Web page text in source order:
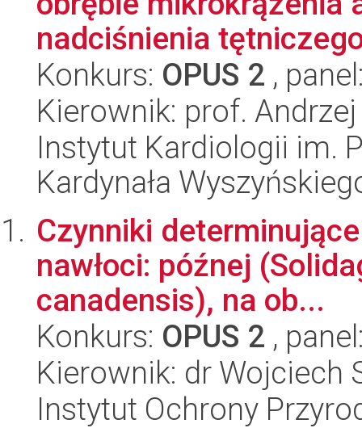
nadciśnienia
Konkurs: OPUS 2 ,
Kierownik: prof.
Instytut Kardiologii im.
Kardynała
Czynniki
nawłoci: późnej
canadensis), na ob...
Konkurs: OPUS 2 ,
Kierownik: dr Wojciech
Instytut Ochrony